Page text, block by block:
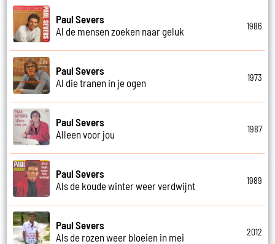
Paul Severs
Al de mensen zoeken naar geluk
1986
Paul Severs
Al die tranen in je ogen
1973
Paul Severs
Alleen voor jou
1987
Paul Severs
Als de koude winter weer verdwijnt
1989
Paul Severs
Als de rozen weer bloeien in mei
2012